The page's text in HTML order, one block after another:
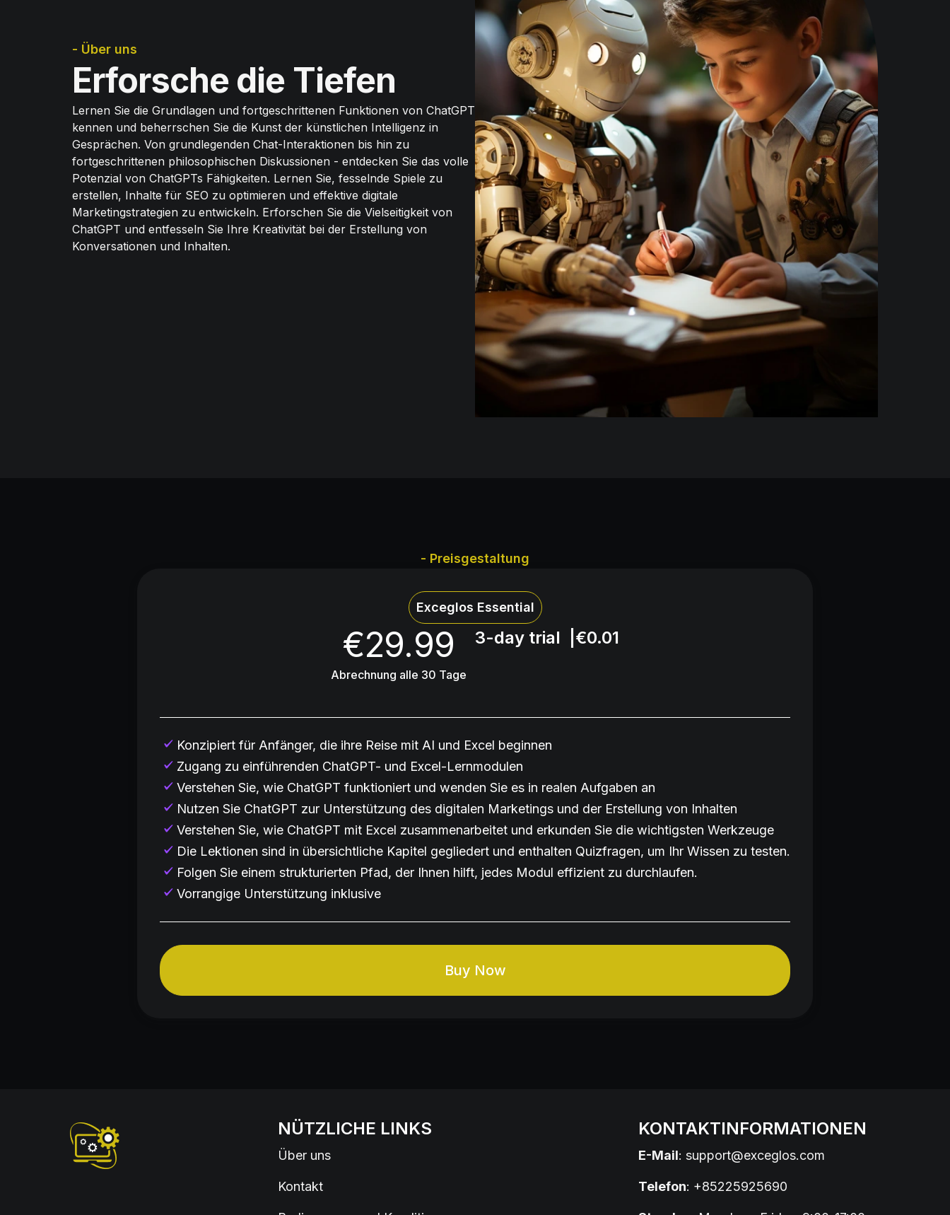
- Über uns
Erforsche die Tiefen
Lernen Sie die Grundlagen und fortgeschrittenen Funktionen von ChatGPT
kennen und beherrschen Sie die Kunst der künstlichen Intelligenz in
Gesprächen. Von grundlegenden Chat-Interaktionen bis hin zu
fortgeschrittenen philosophischen Diskussionen - entdecken Sie das volle
Potenzial von ChatGPTs Fähigkeiten. Lernen Sie, fesselnde Spiele zu
erstellen, Inhalte für SEO zu optimieren und effektive digitale
Marketingstrategien zu entwickeln. Erforschen Sie die Vielseitigkeit von
ChatGPT und entfesseln Sie Ihre Kreativität bei der Erstellung von
Konversationen und Inhalten.
- Preisgestaltung
Exceglos Essential
€29.99
Abrechnung alle 30 Tage
3-day trial €0.01
Konzipiert für Anfänger, die ihre Reise mit AI und Excel beginnen
Zugang zu einführenden ChatGPT- und Excel-Lernmodulen
Verstehen Sie, wie ChatGPT funktioniert und wenden Sie es in realen Aufgaben an
Nutzen Sie ChatGPT zur Unterstützung des digitalen Marketings und der Erstellung von Inhalten
Verstehen Sie, wie ChatGPT mit Excel zusammenarbeitet und erkunden Sie die wichtigsten Werkzeuge
Die Lektionen sind in übersichtliche Kapitel gegliedert und enthalten Quizfragen, um Ihr Wissen zu testen.
Folgen Sie einem strukturierten Pfad, der Ihnen hilft, jedes Modul effizient zu durchlaufen.
Vorrangige Unterstützung inklusive
Buy Now
NÜTZLICHE LINKS
Über uns
Kontakt
KONTAKTINFORMATIONEN
E-Mail:support@exceglos.com
Telefon: +85225925690